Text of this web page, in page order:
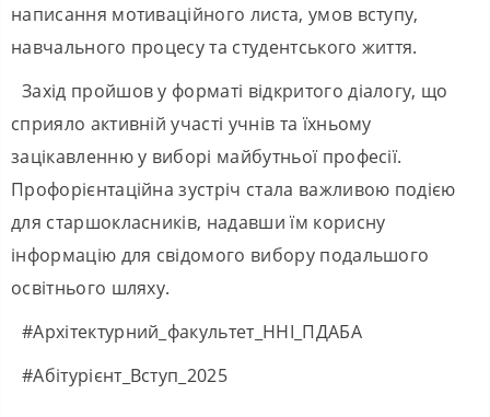
написання мотиваційного листа, умов вступу,
навчального процесу та студентського життя.
Захід пройшов у форматі відкритого діалогу, що
сприяло активній участі учнів та їхньому
зацікавленню у виборі майбутньої професії.
Профорієнтаційна зустріч стала важливою подією
для старшокласників, надавши їм корисну
інформацію для свідомого вибору подальшого
освітнього шляху.
#Архітектурний_факультет_ННІ_ПДАБА
#Абітурієнт_Вступ_2025